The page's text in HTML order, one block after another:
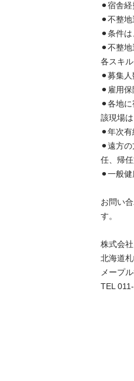
⚫︎宿舎
⚫︎不整
⚫︎条件
⚫︎不整
各スキ
⚫︎募集
⚫︎雇用
⚫︎各地
該現場
⚫︎年次
⚫︎遠方
任、帰
⚫︎一般
お問い
す。
株式会
北海道
メープ
TEL